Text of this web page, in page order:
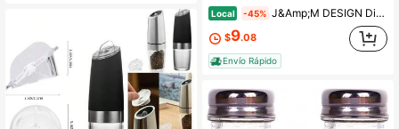
Local -45% J&Amp;M DESIGN Dispensador de Azúcar de Vidrio con Pico Vertedor para Barra de Café, Té y Repostería de Cocina, Tapa Hermética de Vertido Automático - Recipiente de 75 Oz
$9.08
Envío Rápido